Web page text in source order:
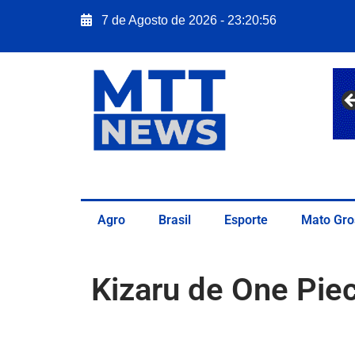
7 de Agosto de 2026 - 23:20:58
Agro Brasil Esporte Mato
Kizaru de One